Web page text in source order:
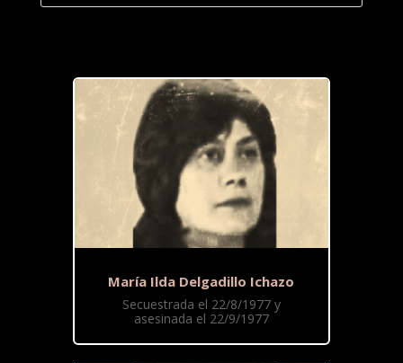
María Ilda Delgadillo Ichazo
Secuestrada el 22/8/1977 y
asesinada el 22/9/1977